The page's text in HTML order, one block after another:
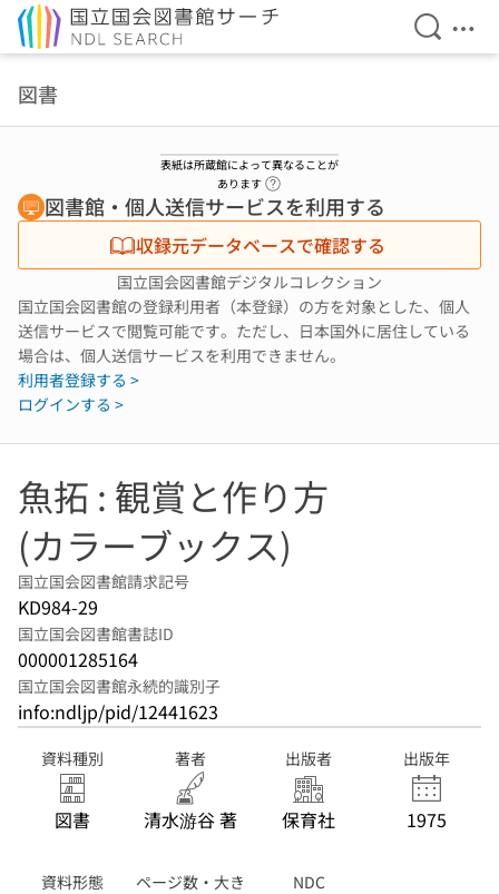
検索を
メ
図書
表紙は所蔵館によって異なることが
あります
図書館・個人送信サービスを利用する
収録元データベースで確認する
国立国会図書館デジタルコレクション
国立国会図書館の登録利用者（本登録）の方を対象とした、個人
送信サービスで閲覧可能です。ただし、日本国外に居住している
場合は、個人送信サービスを利用できません。
利用者登録する >
ログインする >
魚拓 : 観賞と作り方
(カラーブックス)
国立国会図書館請求記号
KD984-29
国立国会図書館書誌ID
000001285164
国立国会図書館永続的識別子
info:ndljp/pid/12441623
資料種別
図書
著者
清水游谷 著
出版者
保育社
出版年
1975
資料形態
ページ数・大き
NDC